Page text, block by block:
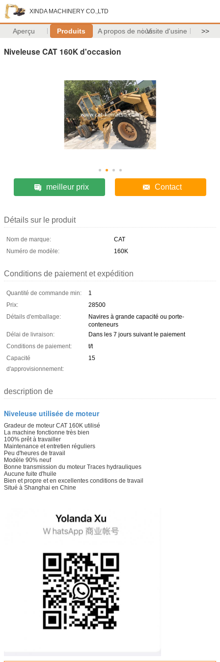
XINDA MACHINERY CO.,LTD
Aperçu Produits A propos de nousVisite d'usine >>
Niveleuse CAT 160K d'occasion
meilleur prix Contact
Détails sur le produit
Nom de marque:
CAT
Numéro de modèle:
160K
Conditions de paiement et expédition
Quantité de commande min:
1
Prix:
28500
Détails d'emballage:
Navires à grande capacité ou porte-
conteneurs
Délai de livraison:
Dans les 7 jours suivant le paiement
Conditions de paiement:
t/t
Capacité
d'approvisionnement:
15
description de
Niveleuse utilisée de moteur
Gradeur de moteur CAT 160K utilisé
La machine fonctionne très bien
100% prêt à travailler
Maintenance et entretien réguliers
Peu d'heures de travail
Modèle 90% neuf
Bonne transmission du moteur Traces hydrauliques
Aucune fuite d'huile
Bien et propre et en excellentes conditions de travail
Situé à Shanghai en Chine